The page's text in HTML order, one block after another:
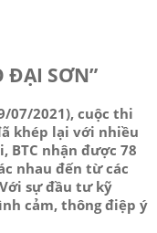
ĐẠI SƠN”
07/2021), cuộc thi
khép lại với nhiều
BTC nhận được 78
nhau đến từ các
sự đầu tư kỹ
cảm, thông điệp ý